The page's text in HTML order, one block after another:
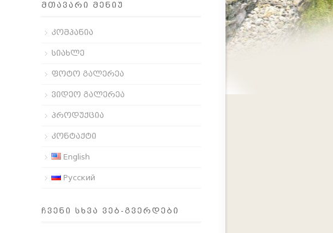
ᲛᲗᲐᲕᲐᲠᲘ ᲛᲔᲜᲘᲣ
კომპანია
სიახლე
ფოტო გალერეა
ვიდეო გალერეა
პროდუქცია
კონტაქტი
English
Русский
ᲩᲕᲔᲜᲘ ᲡᲮᲕᲐ ᲕᲔᲑ-ᲒᲕᲔᲠᲓᲔᲑᲘ